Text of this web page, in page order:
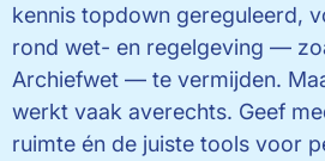
kennis topdown gereguleerd,
rond wet- en regelgeving —
Archiefwet — te vermijden.
werkt vaak averechts. Geef
ruimte én de juiste tools voor